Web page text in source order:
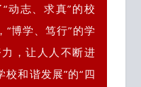
动志、求真”的校
“博学、笃行”的学
，让人人不断进
和谐发展”的“四